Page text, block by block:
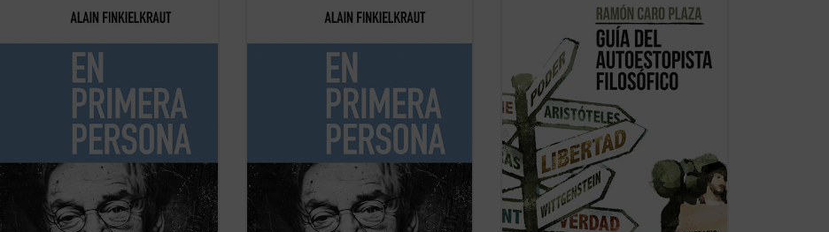
«Reaccionarios, dicen.
de precisar la situación en que me
encuentro y volver a trazar mi itinerario
sin evasivas ni complacencias.
Por lo que a mí respecta no se trata en
modo alguno de rebajar el ...
(ver ficha)
«Reaccionarios, dicen.
de precisar la situación en que me
encuentro y volver a trazar mi itinerario
sin evasivas ni complacencias.
Por lo que a mí respecta no se trata en
modo alguno de rebajar el ...
(ver ficha)
Explora este mundo, la realidad que te
rodea y la que te constituye. La obra que
tienes ahora en tus manos pretende
rastrear los enclaves principales en
compañía de los grandes pensadores.
Además, te ofrece herramientas para
localizar tu propio ...(ver ficha)